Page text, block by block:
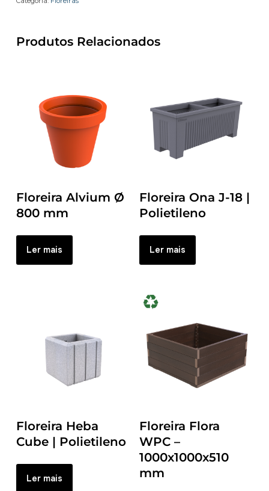
Produtos Relacionados
Floreira Alvium Ø
800 mm
Ler mais
Floreira Ona J-18 |
Polietileno
Ler mais
Floreira Heba
Cube | Polietileno
Ler mais
Floreira Flora
WPC –
1000x1000x510
mm